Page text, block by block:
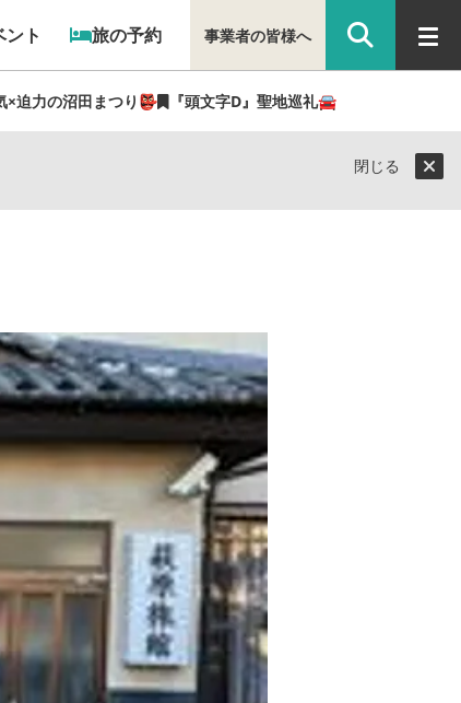
ント 旅の予約
×迫力の沼田まつり👺 『頭文字D』聖地巡礼🚘
事業者の皆様へ
閉じる